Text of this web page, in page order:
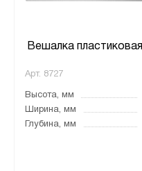
Вешалка пластиковая
Арт. 8727
Высота, мм
Ширина, мм
Глубина, мм